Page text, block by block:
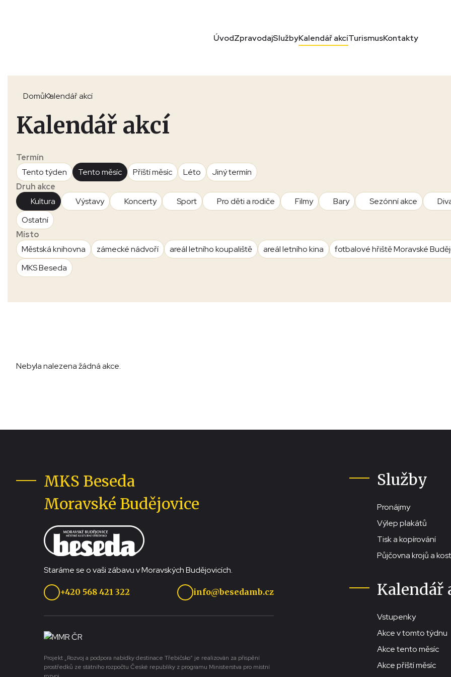
ÚvodZpravodajSlužbyKalendář akcíTurismusKontakty
DomůKalendář akcí
Kalendář akcí
Termín
Tento týden
Tento měsíc Příští měsíc Léto
Jiný termín
Druh akce
Kultura
Výstavy Koncerty Sport Pro děti a rodiče Filmy Bary Sezónní akce
Ostatní
Místo
Městská knihovna
zámecké nádvoří areál letního koupaliště areál letního kina
fotbalové hřiště Moravské
MKS Beseda
Nebyla nalezena žádná akce.
MKS Beseda
Moravské Budějovice
Staráme se o vaši zábavu v Moravských Budějovicích.
+420 568 421 322 info@besedamb.cz
Projekt „Rozvoj a podpora nabídky destinace Třebíčsko“ je realizován za přispění
prostředků ze státního rozpočtu České republiky z programu Ministerstva pro místní
Služby
Pronájmy
Výlep plakátů
Tisk a kopírování
Půjčovna krojů a
Kalendář
Vstupenky
Akce v tomto týdnu
Akce tento měsíc
Akce příští měsíc